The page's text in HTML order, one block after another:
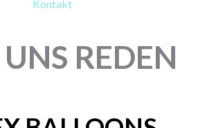
17″ METALLIC-MIX
zzgl.Versand